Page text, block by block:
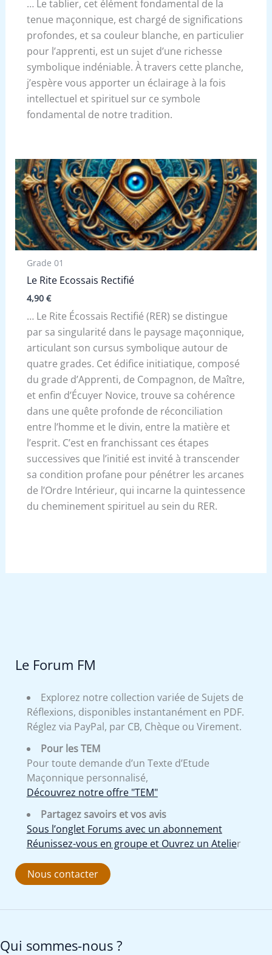
… Le tablier, cet élément fondamental de la
tenue maçonnique, est chargé de significations
profondes, et sa couleur blanche, en particulier
pour l’apprenti, est un sujet d’une richesse
symbolique indéniable. À travers cette planche,
j’espère vous apporter un éclairage à la fois
intellectuel et spirituel sur ce symbole
fondamental de notre tradition.
Grade 01
Le Rite Ecossais Rectifié
4,90 €
… Le Rite Écossais Rectifié (RER) se distingue
par sa singularité dans le paysage maçonnique,
articulant son cursus symbolique autour de
quatre grades. Cet édifice initiatique, composé
du grade d’Apprenti, de Compagnon, de Maître,
et enfin d’Écuyer Novice, trouve sa cohérence
dans une quête profonde de réconciliation
entre l’homme et le divin, entre la matière et
l’esprit. C’est en franchissant ces étapes
successives que l’initié est invité à transcender
sa condition profane pour pénétrer les arcanes
de l’Ordre Intérieur, qui incarne la quintessence
du cheminement spirituel au sein du RER.
Le Forum FM
Explorez notre collection variée de Sujets de
Réflexions, disponibles instantanément en PDF.
Réglez via PayPal, par CB, Chèque ou Virement.
Pour les TEM
Pour toute demande d’un Texte d’Etude
Maçonnique personnalisé,
Découvrez notre offre "TEM"
Partagez savoirs et vos avis
Sous l’onglet Forums avec un abonnement
Réunissez-vous en groupe et Ouvrez un Atelier
Nous contacter
Qui sommes-nous ?